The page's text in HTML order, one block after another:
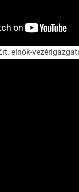
elnök-